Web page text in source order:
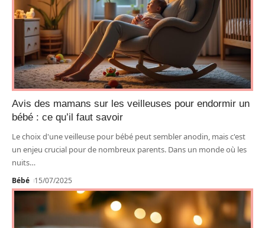
Avis des mamans sur les veilleuses pour endormir un
bébé : ce qu’il faut savoir
Le choix d'une veilleuse pour bébé peut sembler anodin, mais c'est
un enjeu crucial pour de nombreux parents. Dans un monde où les
nuits…
Bébé 15/07/2025